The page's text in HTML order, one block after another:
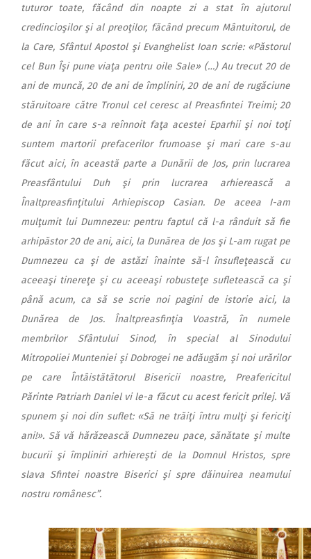
tuturor toate, făcând din noapte zi a stat în ajutorul
credincioşilor şi al preoţilor, făcând precum Mântuitorul, de
la Care, Sfântul Apostol şi Evanghelist Ioan scrie: «Păstorul
cel Bun Îşi pune viaţa pentru oile Sale» (…) Au trecut 20 de
ani de muncă, 20 de ani de împliniri, 20 de ani de rugăciune
stăruitoare către Tronul cel ceresc al Preasfintei Treimi; 20
de ani în care s-a reînnoit faţa acestei Eparhii şi noi toţi
suntem martorii prefacerilor frumoase şi mari care s-au
făcut aici, în această parte a Dunării de Jos, prin lucrarea
Preasfântului Duh şi prin lucrarea arhierească a
Înaltpreasfinţitului Arhiepiscop Casian. De aceea I-am
mulţumit lui Dumnezeu: pentru faptul că l-a rânduit să fie
arhipăstor 20 de ani, aici, la Dunărea de Jos şi L-am rugat pe
Dumnezeu ca şi de astăzi înainte să-l însufleţească cu
aceeaşi tinereţe şi cu aceeaşi robusteţe sufletească ca şi
până acum, ca să se scrie noi pagini de istorie aici, la
Dunărea de Jos. Înaltpreasfinţia Voastră, în numele
membrilor Sfântului Sinod, în special al Sinodului
Mitropoliei Munteniei şi Dobrogei ne adăugăm şi noi urărilor
pe care Întâistătătorul Bisericii noastre, Preafericitul
Părinte Patriarh Daniel vi le-a făcut cu acest fericit prilej. Vă
spunem şi noi din suflet: «Să ne trăiţi întru mulţi şi fericiţi
ani!». Să vă hărăzească Dumnezeu pace, sănătate şi multe
bucurii şi împliniri arhiereşti de la Domnul Hristos, spre
slava Sfintei noastre Biserici şi spre dăinuirea neamului
nostru românesc”.